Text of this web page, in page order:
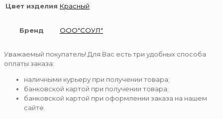
Цвет изделия Красный
Бренд ООО"СОУЛ"
Уважаемый покупатель! Для Вас есть три удобных способа
оплаты заказа:
наличными курьеру при получении товара;
банковской картой при получении товара;
банковской картой при оформлении заказа на нашем
сайте.